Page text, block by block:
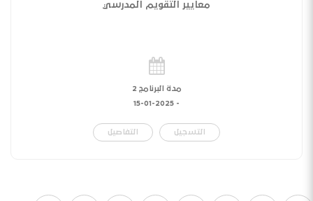
معايير التقويم المدرسي
مدة البرنامج 2
-
15-01-2025
التسجيل التفاصيل